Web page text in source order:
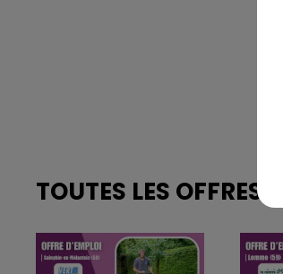
TOUTES LES OFFRES >